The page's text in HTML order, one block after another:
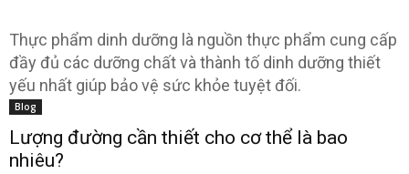
Thực phẩm dinh dưỡng là nguồn thực phẩm cung cấp
đầy đủ các dưỡng chất và thành tố dinh dưỡng thiết
yếu nhất giúp bảo vệ sức khỏe tuyệt đối.
Blog
Lượng đường cần thiết cho cơ thể là bao
nhiêu?